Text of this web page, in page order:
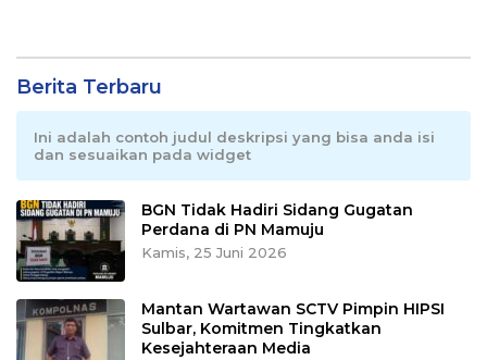
Berita Terbaru
Ini adalah contoh judul deskripsi yang bisa anda isi
dan sesuaikan pada widget
BGN Tidak Hadiri Sidang Gugatan
Perdana di PN Mamuju
Kamis, 25 Juni 2026
Mantan Wartawan SCTV Pimpin HIPSI
Sulbar, Komitmen Tingkatkan
Kesejahteraan Media